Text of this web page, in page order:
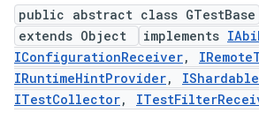
public abstract class GTestBase
extends Object
implements
IConfigurationReceiver,
IRuntimeHintProvider,
ITestCollector,